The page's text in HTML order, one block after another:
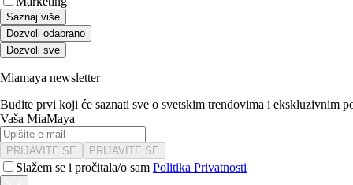
Saznaj više
Dozvoli odabrano
Dozvoli sve
Miamaya newsletter
Budite prvi koji će saznati sve o svetskim trendovima i ekskluzivnim
Vaša MiaMaya
PRIJAVITE SE PRIJAVITE SE
Slažem se i pročitala/o sam Politika Privatnosti